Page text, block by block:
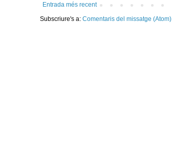
Entrada més recent
Subscriure's a: Comentaris del missatge (Atom)